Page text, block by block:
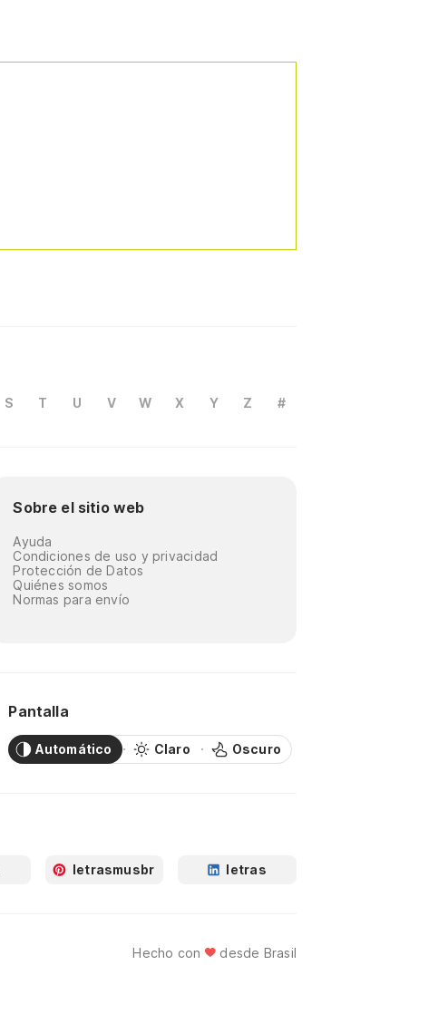
S T U V W X Y Z #
Sobre el sitio web
Ayuda
Condiciones de uso y privacidad
Protección de Datos
Quiénes somos
Normas para envío
Pantalla
Automático Claro Oscuro
letrasmusbr letras
Hecho con desde Brasil